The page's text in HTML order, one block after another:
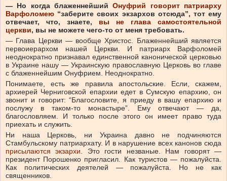
— Но когда блаженнейший Онуфрий говорит патриарху
Варфоломею “заберите своих экзархов отсюда”, тот ему
отвечает, что, знаете, вы не глава самостоятельной
церкви, вы не можете чего-то от меня требовать.
— Глава Церкви — вообще Христос. Блаженнейший является
первоиерархом нашей Церкви. И патриарх Варфоломей
неоднократно признавал единственной канонической церковью
в Украине нашу — Украинскую православную Церковь во главе
с блаженнейшим Онуфрием. Неоднократно.
Понимаете, есть же правила апостольские. Если, скажем,
архиерей Черниговской епархии едет в Сумскую епархию, он
звонит и говорит: “Благословите, я приеду в вашу епархию и
послужу в таком-то монастыре”. Ему отвечают — да,
благословляем. И только после этого он имеет право туда
приехать и служить.
Ни наша Церковь, ни Украина давно не подчиняются
Стамбульскому патриархату. И в нарушение всех канонов сюда
присылаются экзархи. Это гости незваные. Нам говорят —
президент Порошенко пригласил. Как туристов — пожалуйста.
Как политических деятелей — пожалуйста. Но не как
священников.